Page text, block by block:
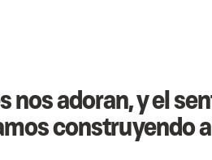
nos adoran, y el
construyendo